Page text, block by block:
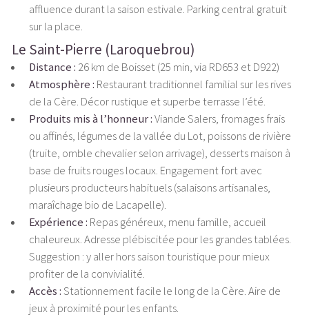
affluence durant la saison estivale. Parking central gratuit
sur la place.
Le Saint-Pierre (Laroquebrou)
Distance : 26 km de Boisset (25 min, via RD653 et D922)
Atmosphère : Restaurant traditionnel familial sur les rives
de la Cère. Décor rustique et superbe terrasse l’été.
Produits mis à l’honneur :Viande Salers, fromages frais
ou affinés, légumes de la vallée du Lot, poissons de rivière
(truite, omble chevalier selon arrivage), desserts maison à
base de fruits rouges locaux. Engagement fort avec
plusieurs producteurs habituels (salaisons artisanales,
maraîchage bio de Lacapelle).
Expérience : Repas généreux, menu famille, accueil
chaleureux. Adresse plébiscitée pour les grandes tablées.
Suggestion : y aller hors saison touristique pour mieux
profiter de la convivialité.
Accès :Stationnement facile le long de la Cère. Aire de
jeux à proximité pour les enfants.